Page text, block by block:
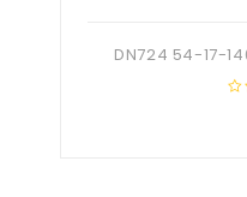
DN724 54-17-